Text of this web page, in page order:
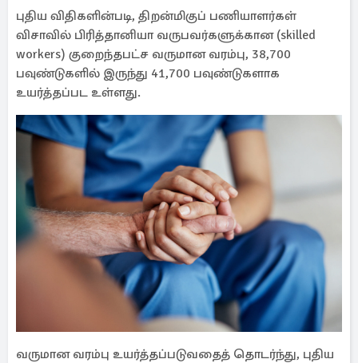
புதிய விதிகளின்படி, திறன்மிகுப் பணியாளர்கள்
விசாவில் பிரித்தானியா வருபவர்களுக்கான (skilled
workers) குறைந்தபட்ச வருமான வரம்பு, 38,700
பவுண்டுகளில் இருந்து 41,700 பவுண்டுகளாக
உயர்த்தப்பட உள்ளது.
வருமான வரம்பு உயர்த்தப்படுவதைத் தொடர்ந்து, புதிய